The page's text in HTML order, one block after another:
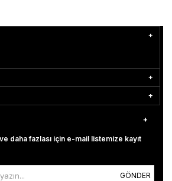
daha fazlası için e-mail listemize kayıt
GÖNDER